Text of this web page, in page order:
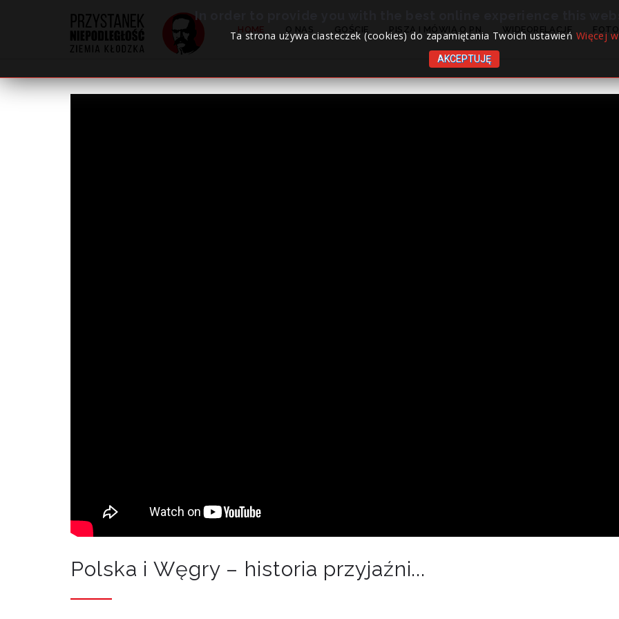
HOME O NAS GOŚCIE PISZĄ I MÓWIĄ O PN WIDEORELACJE
Polska i Węgry – historia przyjaźni...
In order to provide you with the best online experience this
Ta strona używa ciasteczek (cookies) do zapamiętania Twoich ustawień Więcej
AKCEPTUJĘ